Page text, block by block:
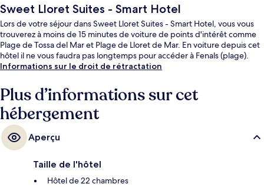
Sweet Lloret Suites - Smart Hotel
Lors de votre séjour dans Sweet Lloret Suites - Smart Hotel, vous vous
trouverez à moins de 15 minutes de voiture de points d'intérêt comme
Plage de Tossa del Mar et Plage de Lloret de Mar. En voiture depuis cet
hôtel il ne vous faudra pas longtemps pour accéder à Fenals (plage).
Informations sur le droit de rétractation
Plus d’informations sur cet
hébergement
Aperçu
Taille de l'hôtel
Hôtel de 22 chambres